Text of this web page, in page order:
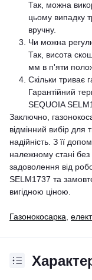
Так, можна
цьому випадку
вручну.
Чи можна
Так, висота
мм в п'яти
Скільки триває
Гарантійний
SEQUOIA
Заключно,
відмінний вибір для
надійність. З її
належному стані
задоволення від
SELM1737 та
вигідною ціною.
Газонокосарка